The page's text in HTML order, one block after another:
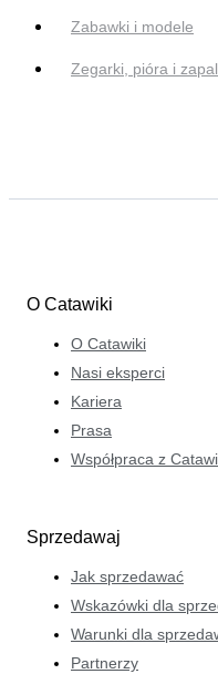
Zabawki i modele
Zegarki, pióra i
O Catawiki
O Catawiki
Nasi eksperci
Kariera
Prasa
Współpraca z
Sprzedawaj
Jak sprzedawać
Wskazówki dla
Warunki dla
Partnerzy